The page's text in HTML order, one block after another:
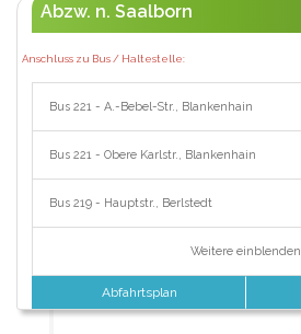
Abzw. n. Saalborn
Anschluss zu Bus / Haltestelle:
Bus 221 - A.-Bebel-Str., Blankenhain
Bus 221 - Obere Karlstr., Blankenhain
Bus 219 - Hauptstr., Berlstedt
Weitere einblenden
Abfahrtsplan